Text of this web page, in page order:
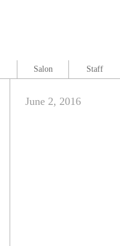
June 2, 2016
Salon Staff